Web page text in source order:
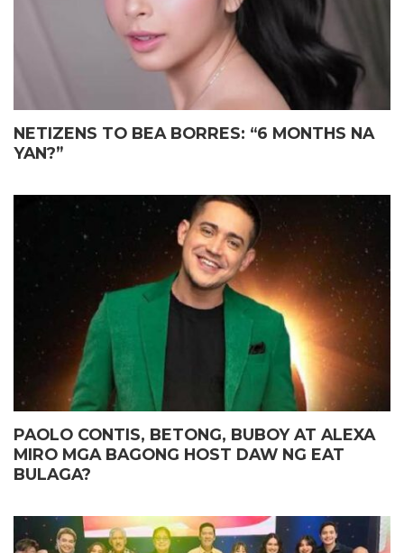
NETIZENS TO BEA BORRES: “6 MONTHS NA
YAN?”
PAOLO CONTIS, BETONG, BUBOY AT ALEXA
MIRO MGA BAGONG HOST DAW NG EAT
BULAGA?